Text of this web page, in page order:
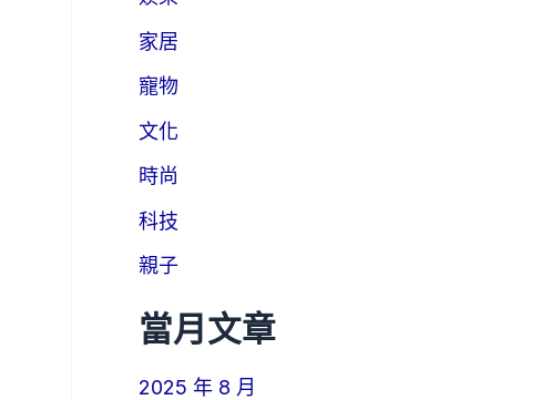
家居
寵物
文化
時尚
科技
親子
當月文章
2025 年 8 月